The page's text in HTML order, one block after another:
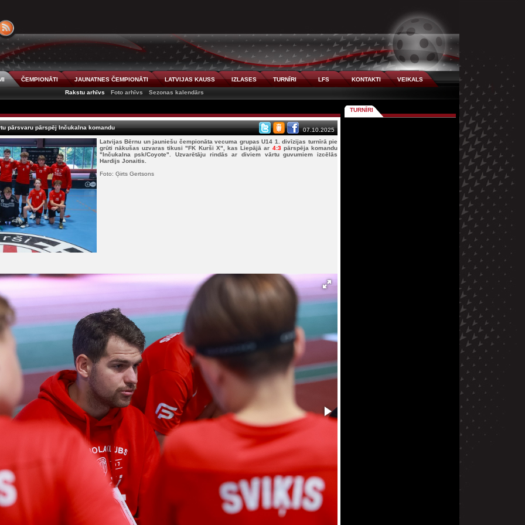
ČEMPIONĀTI JAUNATNES ČEMPIONĀTI LATVIJAS KAUSS IZLASES TURNĪRI LFS KONTAKTI
VEIKALS
Rakstu arhīvs
Foto arhīvs Sezonas kalendārs
pārsvaru pārspēj Inčukalna komandu
07.10.2025
Latvijas Bērnu un jauniešu čempionāta vecuma grupas U14 1. divīzijas turnīrā pie
grūti nākušas uzvaras tikusi "FK Kurši X", kas Liepājā ar 4:3pārspēja komandu
"Inčukalna psk/Coyote". Uzvarētāju rindās ar diviem vārtu guvumiem izcēlās
Hardijs Jonaitis.
Foto: Ģirts Gertsons
TURNĪRI